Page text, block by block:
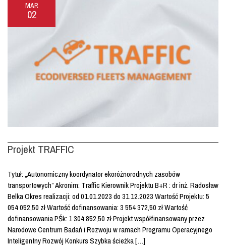
MAR
02
Projekt TRAFFIC
Tytuł: „Autonomiczny koordynator ekoróżnorodnych zasobów
transportowych” Akronim: Traffic Kierownik Projektu B+R : dr inż. Radosław
Belka Okres realizacji: od 01.01.2023 do 31.12.2023 Wartość Projektu: 5
054 052,50 zł Wartość dofinansowania: 3 554 372,50 zł Wartość
dofinansowania PŚk: 1 304 852,50 zł Projekt współfinansowany przez
Narodowe Centrum Badań i Rozwoju w ramach Programu Operacyjnego
Inteligentny Rozwój Konkurs Szybka ścieżka […]